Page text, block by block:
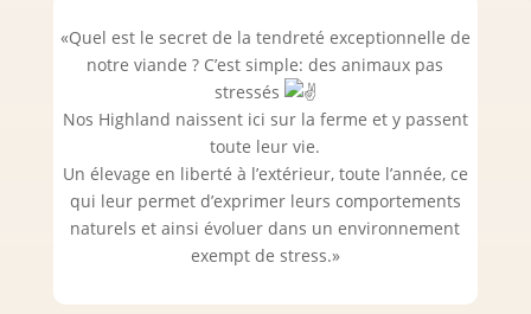
«Quel est le secret de la tendreté exceptionnelle de
notre viande ? C’est simple: des animaux pas
stressés
Nos Highland naissent ici sur la ferme et y passent
toute leur vie.
Un élevage en liberté à l’extérieur, toute l’année, ce
qui leur permet d’exprimer leurs comportements
naturels et ainsi évoluer dans un environnement
exempt de stress.»